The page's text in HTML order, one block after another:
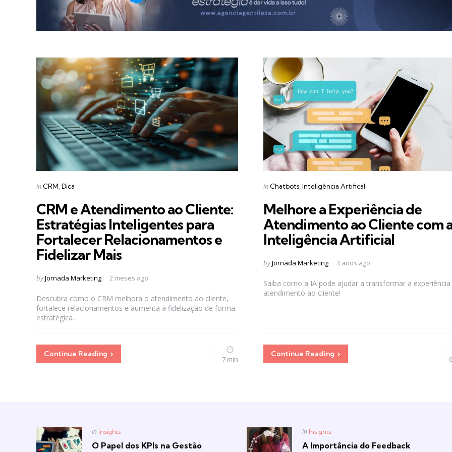
Categories
Posted
in CRM Dica
CRM e Atendimento ao Cliente:
Estratégias Inteligentes para
Fortalecer Relacionamentos e
Fidelizar Mais
Posted
byJornada Marketing 2 meses ago
Descubra como o CRM melhora o atendimento ao cliente,
fortalece relacionamentos e aumenta a fidelização de forma
estratégica.
Continue Reading
7 min
Categories
Posted
in Chatbots Inteligência Artifical
Melhore a Experiência de
Atendimento ao Cliente com
Inteligência Artificial
Posted
byJornada Marketing 3 anos ago
Saiba como a IA pode ajudar a transformar a
atendimento ao cliente!
Continue Reading
Posted
in Insights
O Papel dos KPIs na Gestão
Posted
in Insights
A Importância do Feedback